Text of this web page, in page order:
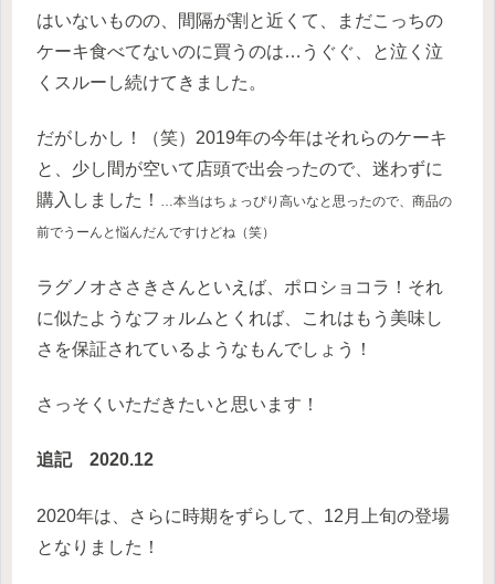
はいないものの、間隔が割と近くて、まだこっちの
ケーキ食べてないのに買うのは…うぐぐ、と泣く泣
くスルーし続けてきました。
だがしかし！（笑）2019年の今年はそれらのケーキ
と、少し間が空いて店頭で出会ったので、 迷わずに
購入しました！ …本当はちょっぴり高いなと思ったので、商品の
前でうーんと悩んだんですけどね（笑）
ラグノオささきさんといえば、ポロショコラ！それ
に似たようなフォルムとくれば、これはもう美味し
さを保証されているようなもんでしょう！
さっそくいただきたいと思います！
追記 2020.12
2020年は、さらに時期をずらして、12月上旬の登場
となりました！